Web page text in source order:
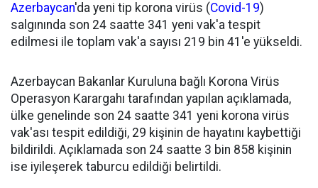
Azerbaycan'da yeni tip korona virüs (Covid-19)
salgınında son 24 saatte 341 yeni vak'a tespit
edilmesi ile toplam vak'a sayısı 219 bin 41'e yükseldi.
Azerbaycan Bakanlar Kuruluna bağlı Korona Virüs
Operasyon Karargahı tarafından yapılan açıklamada,
ülke genelinde son 24 saatte 341 yeni korona virüs
vak'ası tespit edildiği, 29 kişinin de hayatını kaybettiği
bildirildi. Açıklamada son 24 saatte 3 bin 858 kişinin
ise iyileşerek taburcu edildiği belirtildi.